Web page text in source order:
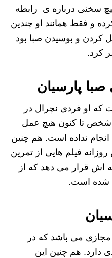
سخنی درباره ی رابطه
و فقط همانند او چندین
کردن و بوسیدن صبا بود
کرد.
پارسیان
که او فردی نچرال در
شخص تا کنون هیچ عمل
نداده است. هم چنین
فیلم هایی از تمرین
اش قرار می دهد که از
شده است.
مجازی می باشد که در
دارد. هم چنین این